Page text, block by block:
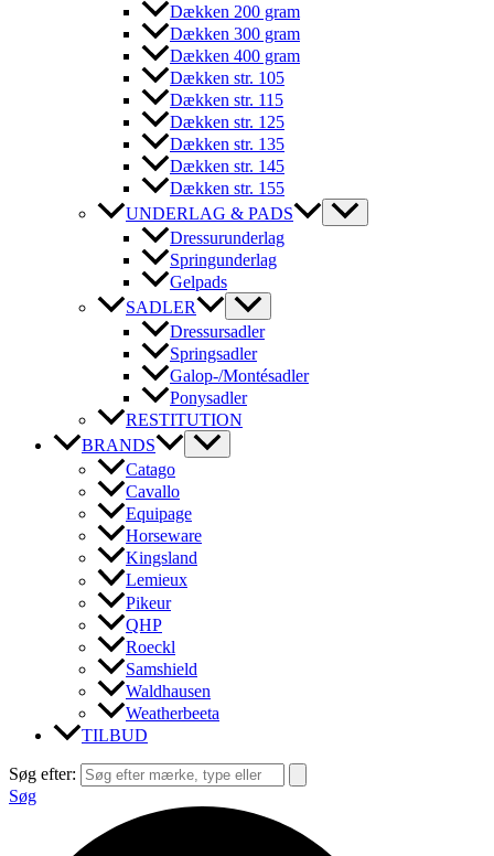
Dækken 200 gram
Dækken 300 gram
Dækken 400 gram
Dækken str. 105
Dækken str. 115
Dækken str. 125
Dækken str. 135
Dækken str. 145
Dækken str. 155
UNDERLAG & PADS
Dressurunderlag
Springunderlag
Gelpads
SADLER
Dressursadler
Springsadler
Galop-/Montésadler
Ponysadler
RESTITUTION
BRANDS
Catago
Cavallo
Equipage
Horseware
Kingsland
Lemieux
Pikeur
QHP
Roeckl
Samshield
Waldhausen
Weatherbeeta
TILBUD
Søg efter:
Søg